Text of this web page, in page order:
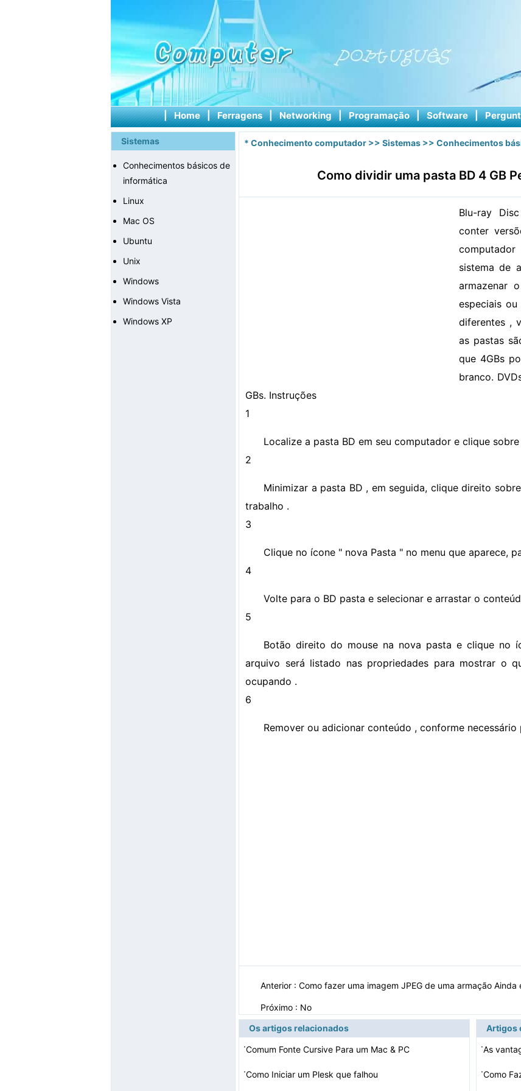
| Home | Ferragens | Networking | Programação | Software |
Sistemas
Conhecimentos básicos de
informática
Linux
Mac OS
Ubuntu
Unix
Windows
Windows Vista
Windows XP
* Conhecimento computador >> Sistemas >> Conhecimentos
Como dividir uma pasta BD 4 GB
Blu-ray
conter
sistema de
armazenar
especiais
diferentes ,
as pastas
que 4GBs
branco.
GBs. Instruções
1
Localize a pasta BD em seu computador e clique
2
Minimizar a pasta BD , em seguida, clique direito
trabalho .
3
Clique no ícone " nova Pasta " no menu que aparece,
4
Volte para o BD pasta e selecionar e arrastar o
5
Botão direito do mouse na nova pasta e clique no
arquivo será listado nas propriedades para mostrar o
ocupando .
6
Remover ou adicionar conteúdo , conforme necessário
Anterior : Como fazer uma imagem JPEG de uma armação Ainda
Próximo : No
Os artigos relacionados
·Comum Fonte Cursive Para um Mac & PC
·Como Iniciar um Plesk que falhou
Artigos
·As
·Como